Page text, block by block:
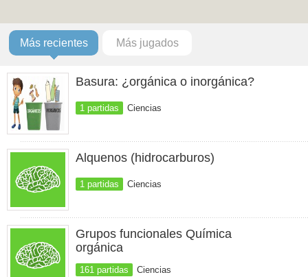
Más recientes Más jugados
Basura: ¿orgánica o inorgánica?
1 partidas Ciencias
Alquenos (hidrocarburos)
1 partidas Ciencias
Grupos funcionales Química
orgánica
161 partidas Ciencias